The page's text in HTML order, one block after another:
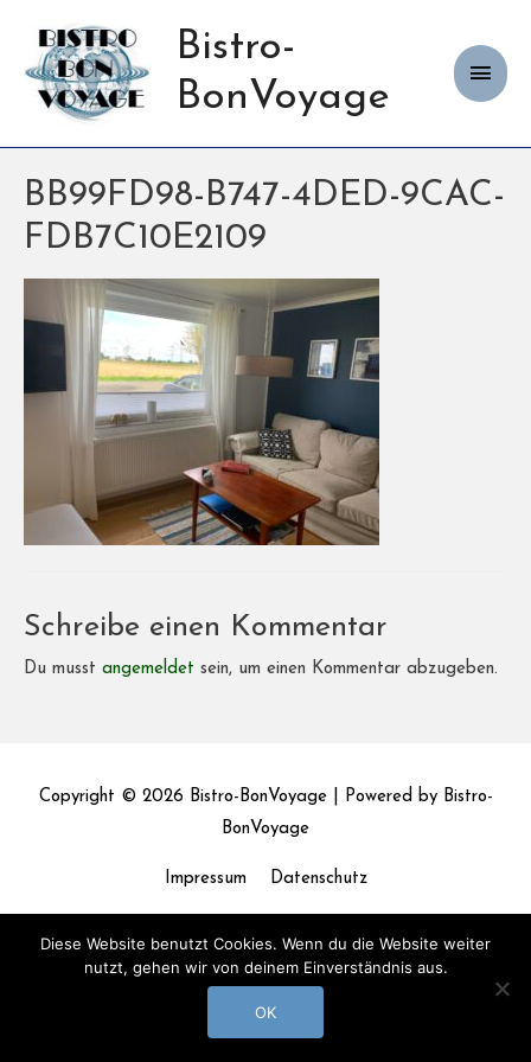
Bistro-
BonVoyage
BB99FD98-B747-4DED-9CAC-
FDB7C10E2109
Schreibe einen Kommentar
Du musst angemeldet sein, um einen Kommentar abzugeben.
Copyright © 2026 Bistro-BonVoyage| Powered by Bistro-
BonVoyage
Impressum Datenschutz
Diese Website benutzt Cookies. Wenn du die Website weiter
nutzt, gehen wir von deinem Einverständnis aus.
OK